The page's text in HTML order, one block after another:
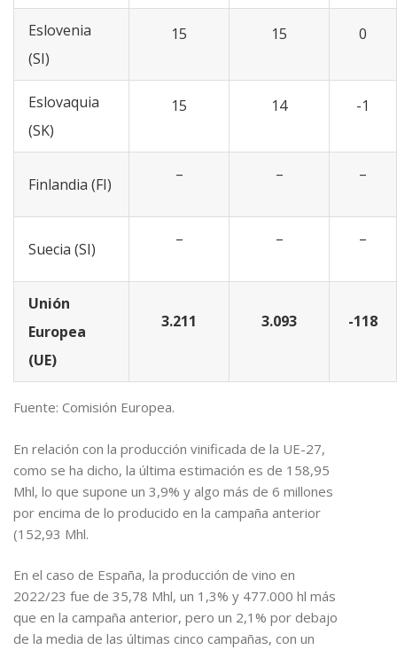
Eslovenia
(SI)
15 15 0
Eslovaquia
(SK)
15 14 -1
Finlandia (FI)
– – –
Suecia (SI)
– – –
Unión
Europea
(UE)
3.211 3.093 -118
Fuente: Comisión Europea.
En relación con la producción vinificada de la UE-27,
como se ha dicho, la última estimación es de 158,95
Mhl, lo que supone un 3,9% y algo más de 6 millones
por encima de lo producido en la campaña anterior
(152,93 Mhl.
En el caso de España, la producción de vino en
2022/23 fue de 35,78 Mhl, un 1,3% y 477.000 hl más
que en la campaña anterior, pero un 2,1% por debajo
de la media de las últimas cinco campañas, con un